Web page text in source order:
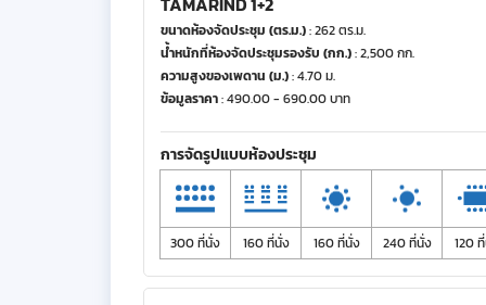
ขนาดห้องจัดประชุม (ตร.ม.): 262 ตร.ม.
น้ำหนักที่ห้องจัดประชุมรองรับ (กก.): 2,500 กก.
ความสูงของเพดาน (ม.): 4.70 ม.
ข้อมูลราคา: 490.00 - 690.00 บาท
การจัดรูปแบบห้องประชุม
300 ที่นั่ง 160 ที่นั่ง 160 ที่นั่ง 240 ที่นั่ง 120